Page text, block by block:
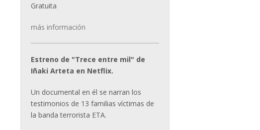
Gratuita
más información
Estreno de "Trece entre mil" de
Iñaki Arteta en Netflix.
Un documental en él se narran los
testimonios de 13 familias víctimas de
la banda terrorista ETA.